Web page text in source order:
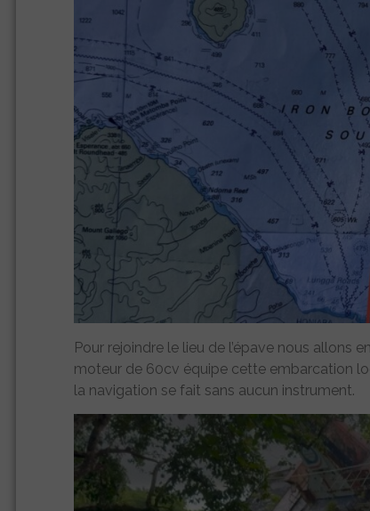
Pour rejoindre le lieu de l’épave nous allons
moteur de 60cv équipe cette embarcation
la navigation se fait sans aucun instrument.